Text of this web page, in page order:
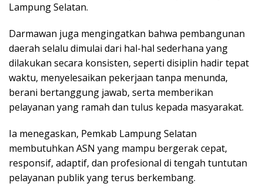
Lampung Selatan.
Darmawan juga mengingatkan bahwa pembangunan
daerah selalu dimulai dari hal-hal sederhana yang
dilakukan secara konsisten, seperti disiplin hadir tepat
waktu, menyelesaikan pekerjaan tanpa menunda,
berani bertanggung jawab, serta memberikan
pelayanan yang ramah dan tulus kepada masyarakat.
Ia menegaskan, Pemkab Lampung Selatan
membutuhkan ASN yang mampu bergerak cepat,
responsif, adaptif, dan profesional di tengah tuntutan
pelayanan publik yang terus berkembang.